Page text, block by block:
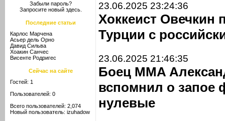
Забыли пароль?
Запросите новый здесь.
Последние статьи
Карлос Марчена
Асьер дель Орно
Давид Сильва
Хоакин Санчес
Висенте Родригес
Сейчас на сайте
Гостей: 1
Пользователей: 0
Всего пользователей: 2,074
Новый пользователь: izuhadow
23.06.2025 23:24:36
Хоккеист Овечкин
Турции с
23.06.2025 21:46:35
Боец MMA
вспомнил о запое
нулевые